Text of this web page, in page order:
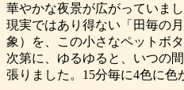
華やかな夜景が広がっていまし
現実ではあり得ない「田毎の
象）を、この小さなペットボ
次第に、ゆるゆると、いつの
張りました。15分毎に4色に色